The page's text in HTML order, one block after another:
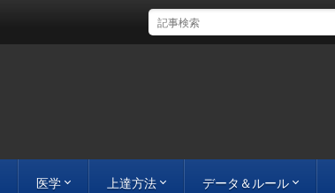
医学 上達方法 データ＆ルール